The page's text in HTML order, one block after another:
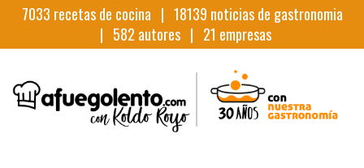
7033 recetas de cocina | 18139 noticias de gastronomia
| 582 autores | 21 empresas